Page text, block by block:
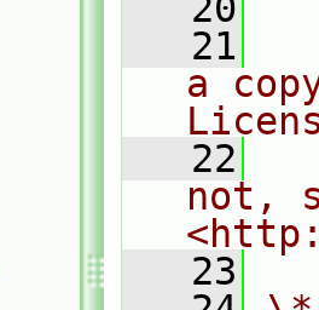
   21
a
   22
not,
   23